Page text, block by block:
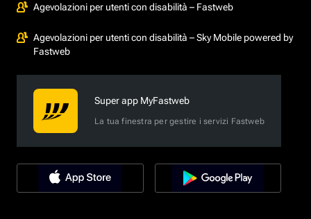
Agevolazioni per utenti con disabilità – Fastweb
Agevolazioni per utenti con disabilità – Sky Mobile powered by
Fastweb
Super app MyFastweb
La tua finestra per gestire i servizi Fastweb